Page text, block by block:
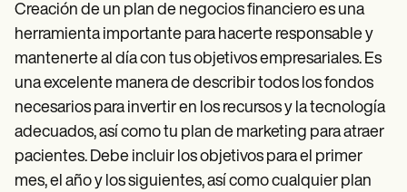
Creación de un plan de negocios financiero es una
herramienta importante para hacerte responsable y
mantenerte al día con tus objetivos empresariales. Es
una excelente manera de describir todos los fondos
necesarios para invertir en los recursos y la tecnología
adecuados, así como tu plan de marketing para atraer
pacientes. Debe incluir los objetivos para el primer
mes, el año y los siguientes, así como cualquier plan